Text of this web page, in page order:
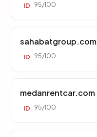
ID 95/100
sahabatgroup.com
ID 95/100
medanrentcar.com
ID 95/100